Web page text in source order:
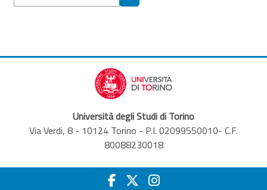
Cerca corsi
Università degli Studi di Torino
Via Verdi, 8 - 10124 Torino - P.I. 02099550010- C.F.
80088230018